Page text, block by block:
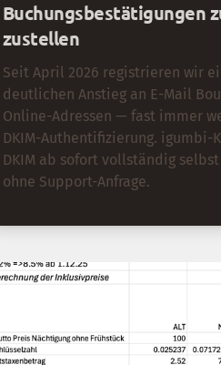
Buchungsbestätigungen
zustellen
Seit April 2026 registrieren wir
deutlichen Anstieg an E-Mail
Online-Adressen — fast immer
DKIM-Authentifizierung. igumbi-
DKIM ab sofort vollständig
ohne Support-Anfrage.